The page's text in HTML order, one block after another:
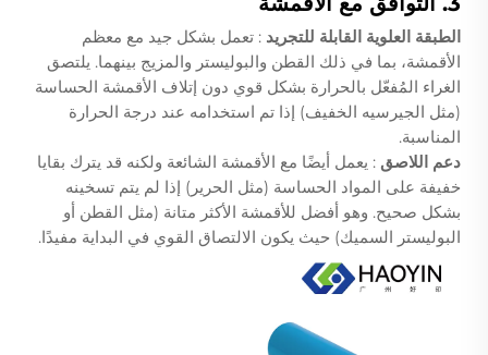
الطبقة العلوية القابلة للتجريد : تعمل بشكل جيد مع معظم
الأقمشة، بما في ذلك القطن والبوليستر والمزيج بينهما. يلتصق
الغراء المُفعّل بالحرارة بشكل قوي دون إتلاف الأقمشة الحساسة
(مثل الجيرسيه الخفيف) إذا تم استخدامه عند درجة الحرارة
المناسبة.
دعم اللاصق : يعمل أيضًا مع الأقمشة الشائعة ولكنه قد يترك بقايا
خفيفة على المواد الحساسة (مثل الحرير) إذا لم يتم تسخينه
بشكل صحيح. وهو أفضل للأقمشة الأكثر متانة (مثل القطن أو
البوليستر السميك) حيث يكون الالتصاق القوي في البداية مفيدًا.